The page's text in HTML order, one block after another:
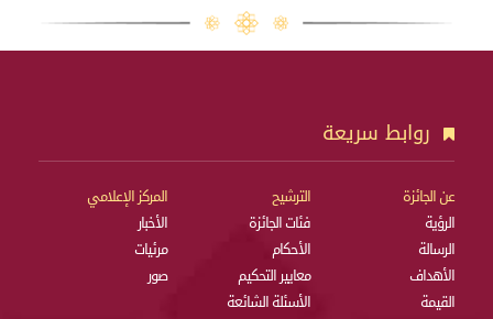
روابط سريعة
عن الجائزة
الرؤية
الرسالة
الأهداف
القيمة
الترشيح
فئات الجائزة
الأحكام
معايير التحكيم
الأسئلة الشائعة
المركز الإعلامي
الأخبار
مرئيات
صور